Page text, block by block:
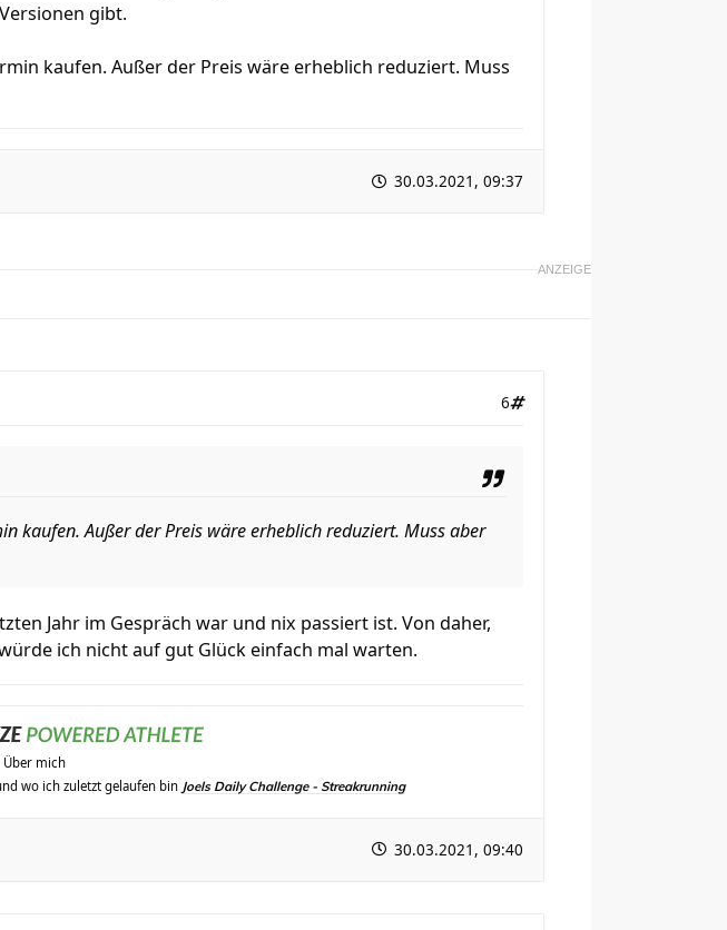
gibt.
kaufen. Außer der Preis wäre erheblich reduziert. Muss
30.03.2021, 09:37
ANZEIGE
6
kaufen. Außer der Preis wäre erheblich reduziert. Muss aber
Jahr im Gespräch war und nix passiert ist. Von daher,
ich nicht auf gut Glück einfach mal warten.
Über mich
wo ich zuletzt gelaufen bin Joels Daily Challenge - Streakrunning
30.03.2021, 09:40